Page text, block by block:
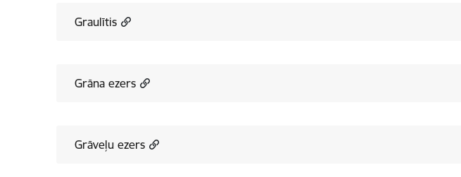
Graulītis
Grāna ezers
Grāveļu ezers